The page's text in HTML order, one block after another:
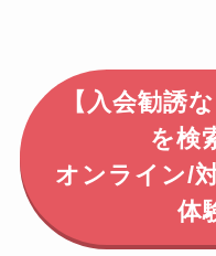
【入会勧誘
を検
オンライン/
体